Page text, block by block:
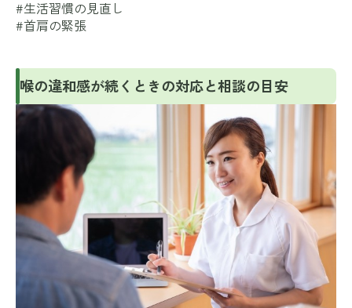
#生活習慣の見直し
#首肩の緊張
喉の違和感が続くときの対応と相談の目安